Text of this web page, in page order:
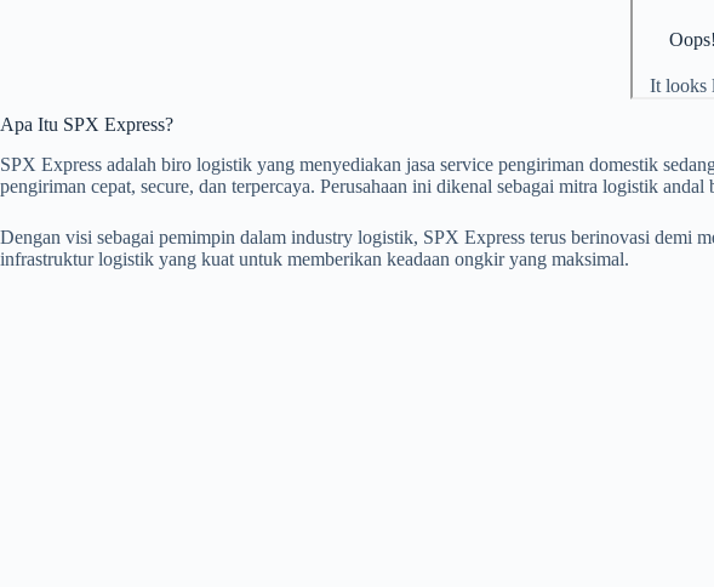
Apa Itu SPX Express?
SPX Express adalah biro logistik yang menyediakan jasa service pengiriman domestik
pengiriman cepat, secure, dan terpercaya. Perusahaan ini dikenal sebagai mitra logistik
Dengan visi sebagai pemimpin dalam industry logistik, SPX Express terus berinovasi demi
infrastruktur logistik yang kuat untuk memberikan keadaan ongkir yang maksimal.